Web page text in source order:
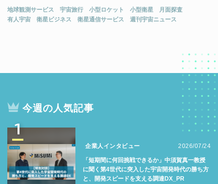
地球観測サービス 宇宙旅行 小型ロケット 小型衛星
月面探査
有人宇宙
衛星ビジネス 衛星通信サービス 週刊宇宙ニュース
今週の人気記事
1
企業人インタビュー 2026/07/24
「短期間に何回挑戦できるか」中須賀真一教授
に聞く第4世代に突入した宇宙開発時代の勝ち方
と、開発スピードを支える調達DX_PR